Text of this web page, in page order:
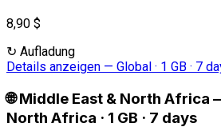
8,90 $
↻ Aufladung
Details anzeigen — Global · 1 GB · 7
🌐 Middle East & North Africa
North Africa · 1 GB · 7 days